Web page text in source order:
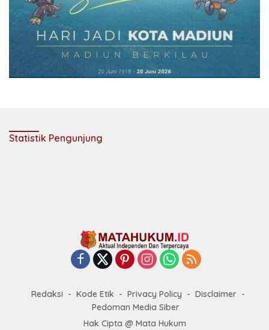
Statistik Pengunjung
Redaksi Kode Etik Privacy Policy
Disclaimer
Pedoman Media Siber
Hak Cipta @ Mata Hukum